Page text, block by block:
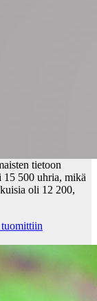
tietoon
15 500 uhria, mikä
oli 12 200,